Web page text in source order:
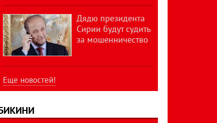
Дядю президента
Сирии будут судить
за мошенничество
Еще новостей!